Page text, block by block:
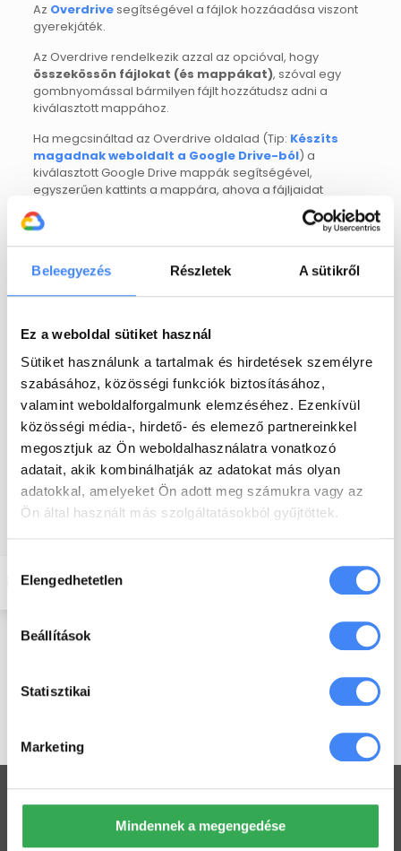
Beleegyezés Részletek A sütikről
Ez a weboldal sütiket használ
Sütiket használunk a tartalmak és hirdetések személyre
szabásához, közösségi funkciók biztosításához,
valamint weboldalforgalmunk elemzéséhez. Ezenkívül
közösségi média-, hirdető- és elemező partnereinkkel
megosztjuk az Ön weboldalhasználatra vonatkozó
adatait, akik kombinálhatják az adatokat más olyan
adatokkal, amelyeket Ön adott meg számukra vagy az
Ön által használt más szolgáltatásokból gyűjtöttek.
kiválasztása
Elengedhetetlen
Beállítások
Statisztikai
Marketing
Mindennek a megengedése
Az Overdrivesegítségével a fájlok hozzáadása viszont
gyerekjáték.
Az Overdrive rendelkezik azzal az opcióval, hogy
összekössön fájlokat (és mappákat), szóval egy
gombnyomással bármilyen fájlt hozzátudsz adni a
kiválasztott mappához.
Ha megcsináltad az Overdrive oldalad (Tip: Készíts
magadnak weboldalt a Google Drive-ból) a
kiválasztott Google Drive mappák segítségével,
egyszerűen kattints a mappára, ahova a fájljaidat
szeretni kapcsolni, majd kattints a +ikonra és válaszd ki a
Link Files
opciót a legördülő menüből. Egy kereső felület
létezhet egyszerre.
Ha még nem használtad az Overdrive-ot, van egy
INGYENES kiadás, ami csak néhány percet vesz igénybe,
hogy installáld, és el is kezdheted a munkád.
Share
néhány magyar IT-cégnek, amelyek
Google Cloud Partner
support-tal foglalkoznak. Jelenleg
Education és Google Workspace